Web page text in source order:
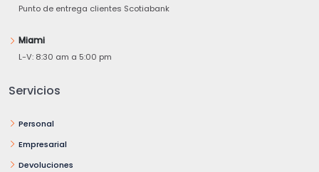
Punto de entrega clientes Scotiabank
Miami
L-V: 8:30 am a 5:00 pm
Servicios
Personal
Empresarial
Devoluciones